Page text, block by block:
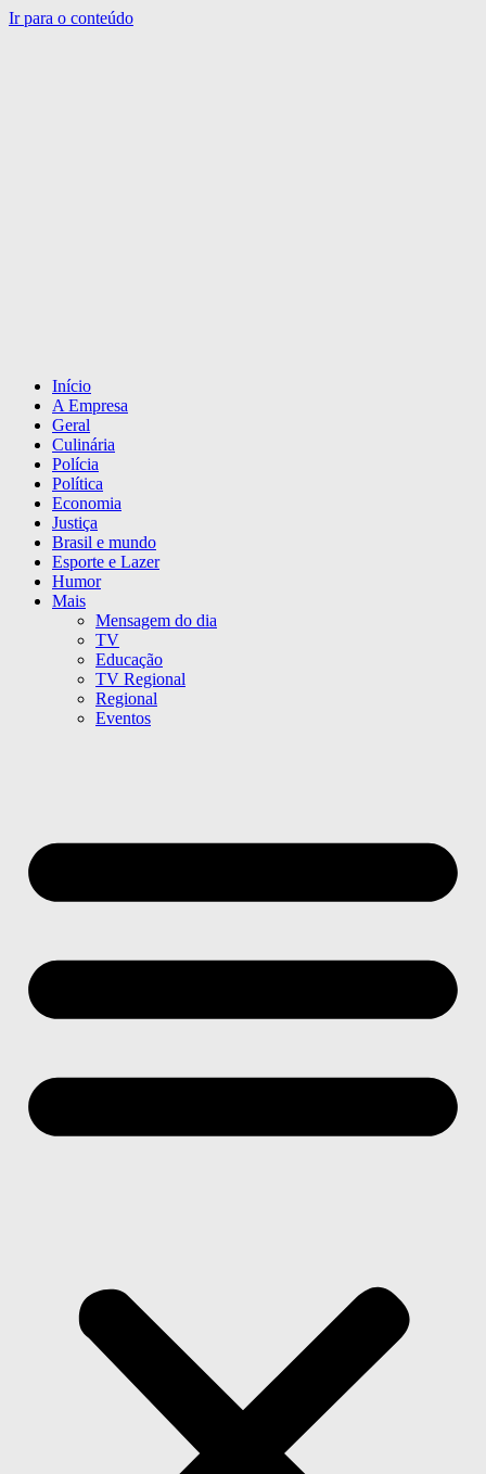
Ir para o conteúdo
Início
A Empresa
Geral
Culinária
Polícia
Política
Economia
Justiça
Brasil e mundo
Esporte e Lazer
Humor
Mais
Mensagem do dia
TV
Educação
TV Regional
Regional
Eventos